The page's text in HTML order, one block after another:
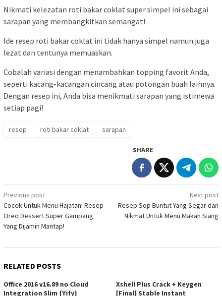
Nikmati kelezatan roti bakar coklat super simpel ini sebagai
sarapan yang membangkitkan semangat!
Ide resep roti bakar coklat ini tidak hanya simpel namun juga
lezat dan tentunya memuaskan.
Cobalah variasi dengan menambahkan topping favorit Anda,
seperti kacang-kacangan cincang atau potongan buah lainnya.
Dengan resep ini, Anda bisa menikmati sarapan yang istimewa
setiap pagi!
resep roti bakar coklat sarapan
SHARE
Post
navigation
Previous post
Cocok Untuk Menu Hajatan! Resep
Oreo Dessert Super Gampang
Yang Dijamin Mantap!
Next post
Resep Sop Buntut Yang Segar dan
Nikmat Untuk Menu Makan Siang
RELATED POSTS
Office 2016 v16.89 no Cloud
Integration Slim {Yify}
Xshell Plus Crack + Keygen
[Final] Stable Instant